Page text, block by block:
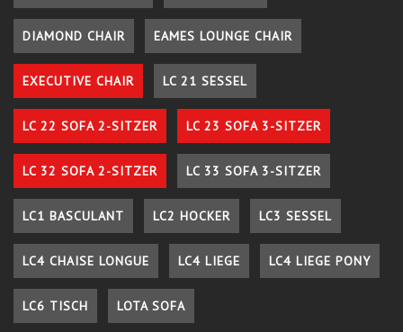
DIAMOND CHAIR EAMES LOUNGE CHAIR
EXECUTIVE CHAIR LC 21 SESSEL
LC 22 SOFA 2-SITZER LC 23 SOFA 3-SITZER
LC 32 SOFA 2-SITZER LC 33 SOFA 3-SITZER
LC1 BASCULANT LC2 HOCKER LC3 SESSEL
LC4 CHAISE LONGUE LC4 LIEGE LC4 LIEGE PONY
LC6 TISCH LOTA SOFA